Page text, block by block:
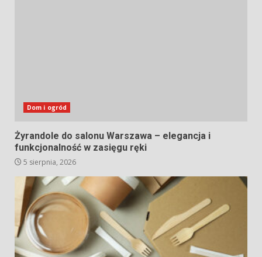
Dom i ogród
Żyrandole do salonu Warszawa – elegancja i
funkcjonalność w zasięgu ręki
5 sierpnia, 2026